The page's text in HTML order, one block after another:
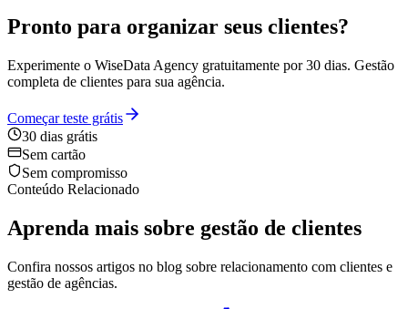
Pronto para organizar seus clientes?
Experimente o WiseData Agency gratuitamente por 30 dias. Gestão
completa de clientes para sua agência.
Começar teste grátis
30 dias grátis
Sem cartão
Sem compromisso
Conteúdo Relacionado
Aprenda mais sobre gestão de clientes
Confira nossos artigos no blog sobre relacionamento com clientes e
gestão de agências.